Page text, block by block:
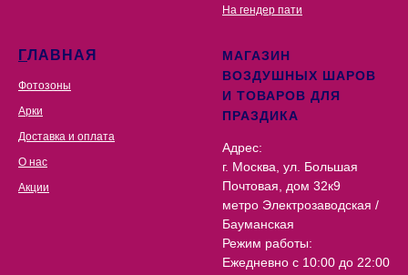
На гендер пати
ГЛАВНАЯ
Фотозоны
Арки
Доставка и оплата
О нас
Акции
МАГАЗИН
ВОЗДУШНЫХ ШАРОВ
И ТОВАРОВ ДЛЯ
ПРАЗДИКА
Адрес:
г. Москва, ул. Большая
Почтовая, дом 32к9
метро Электрозаводская /
Бауманская
Режим работы:
Ежедневно с 10:00 до 22:00